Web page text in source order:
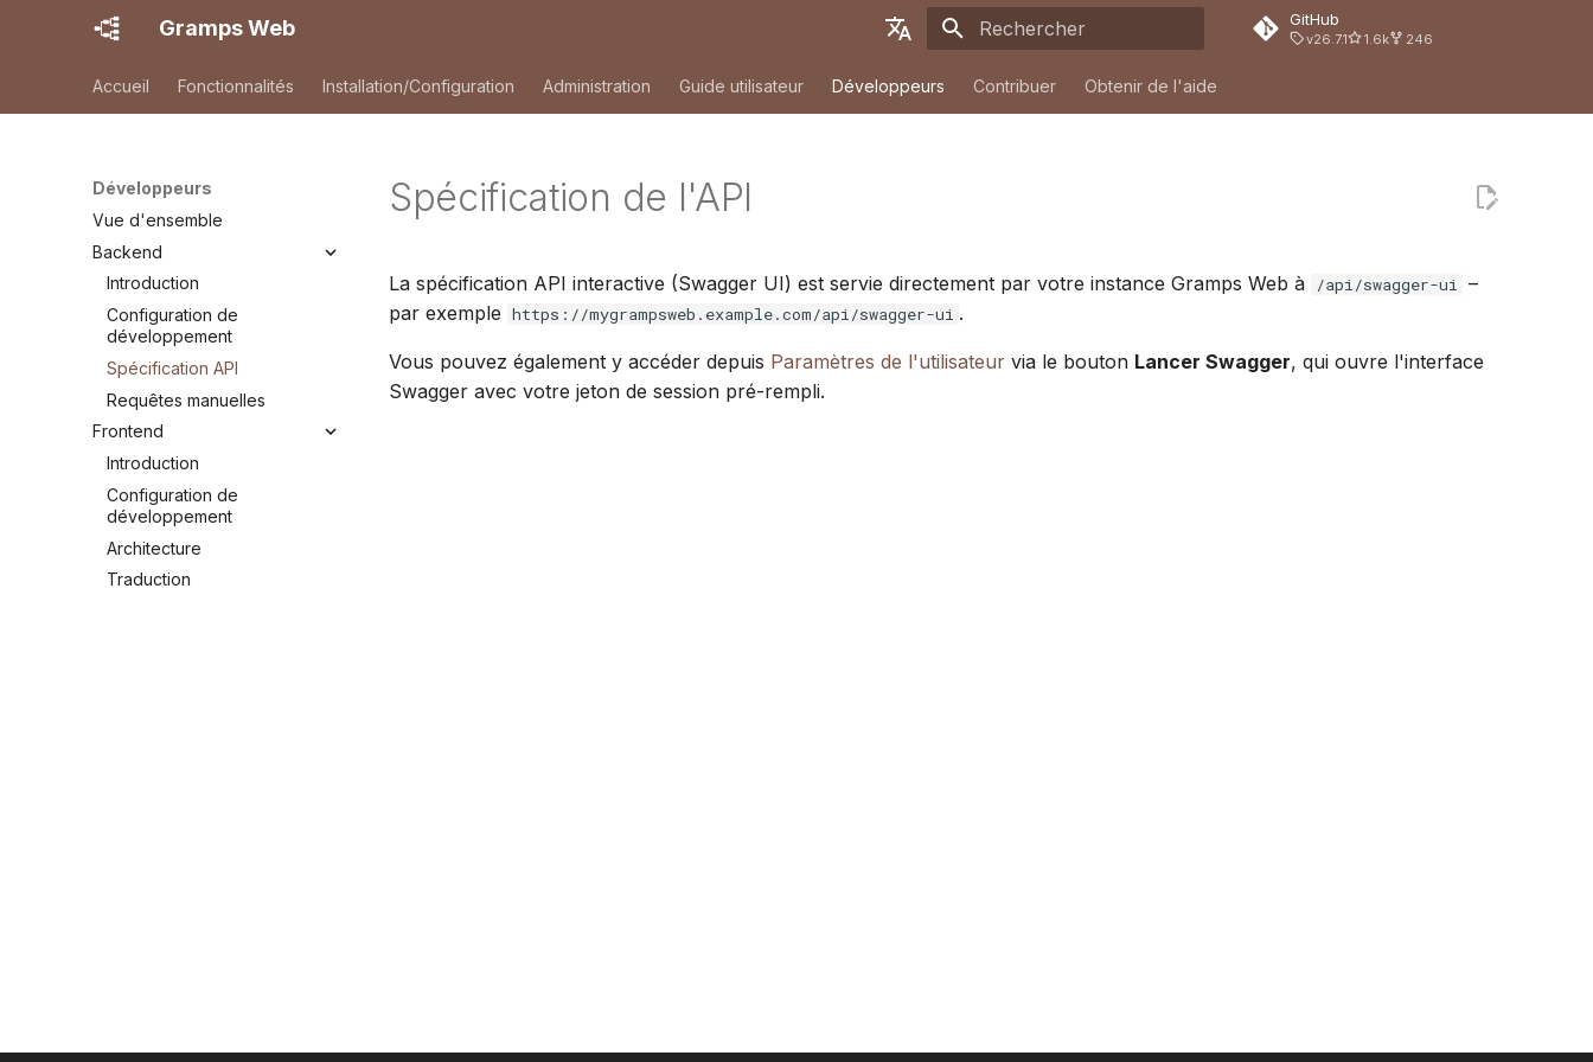
Gramps Web
English
GitHub
v26.7.1 1.6k 246
Accueil Fonctionnalités Installation/Configuration Administration Guide utilisateur Développeurs Contribuer Obtenir de l'aide
Développeurs
Vue d'ensemble
Backend
Introduction
Configuration de
développement
Spécification API
Requêtes manuelles
Frontend
Introduction
Configuration de
développement
Architecture
Traduction
Spécification de l'API
La spécification API interactive (Swagger UI) est servie directement par votre instance Gramps Web à /api/swagger-ui –
par exemple https://mygrampsweb.example.com/api/swagger-ui .
Vous pouvez également y accéder depuis Paramètres de l'utilisateur via le bouton Lancer Swagger, qui ouvre l'interface
Swagger avec votre jeton de session pré-rempli.